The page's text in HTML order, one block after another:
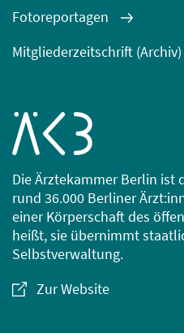
Fotoreportagen
Mitgliederzeitschrift (Archiv)
Die Ärztekammer Berlin ist
rund 36.000 Berliner
einer Körperschaft des
heißt, sie übernimmt
Selbstverwaltung.
Zur Website